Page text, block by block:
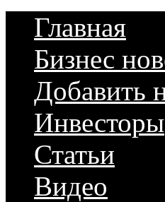
Главная
Бизнес
Добавить
Инвесторы
Статьи
Видео